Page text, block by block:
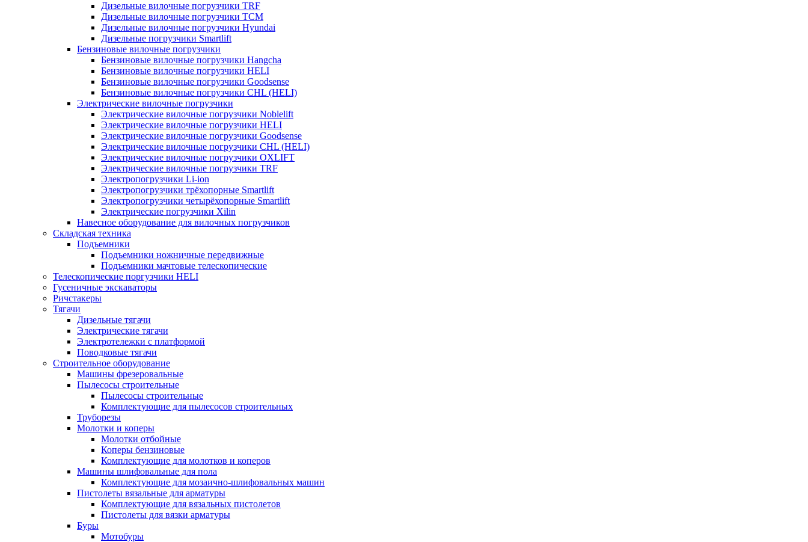
Дизельные вилочные погрузчики TRF
Дизельные вилочные погрузчики TCM
Дизельные вилочные погрузчики Hyundai
Дизельные погрузчики Smartlift
Бензиновые вилочные погрузчики
Бензиновые вилочные погрузчики Hangcha
Бензиновые вилочные погрузчики HELI
Бензиновые вилочные погрузчики Goodsense
Бензиновые вилочные погрузчики CHL (HELI)
Электрические вилочные погрузчики
Электрические вилочные погрузчики Noblelift
Электрические вилочные погрузчики HELI
Электрические вилочные погрузчики Goodsense
Электрические вилочные погрузчики CHL (HELI)
Электрические вилочные погрузчики OXLIFT
Электрические вилочные погрузчики TRF
Электропогрузчики Li-ion
Электропогрузчики трёхопорные Smartlift
Электропогрузчики четырёхопорные Smartlift
Электрические погрузчики Xilin
Навесное оборудование для вилочных погрузчиков
Складская техника
Подъемники
Подъемники ножничные передвижные
Подъемники мачтовые телескопические
Телескопические поргузчики HELI
Гусеничные экскаваторы
Ричстакеры
Тягачи
Дизельные тягачи
Электрические тягачи
Электротележки с платформой
Поводковые тягачи
Строительное оборудование
Машины фрезеровальные
Пылесосы строительные
Пылесосы строительные
Комплектующие для пылесосов строительных
Труборезы
Молотки и коперы
Молотки отбойные
Коперы бензиновые
Комплектующие для молотков и коперов
Машины шлифовальные для пола
Комплектующие для мозаично-шлифовальных машин
Пистолеты вязальные для арматуры
Комплектующие для вязальных пистолетов
Пистолеты для вязки арматуры
Буры
Мотобуры